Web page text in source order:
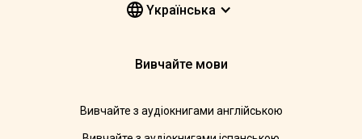
Yкраїнська
Вивчайте мови
Вивчайте з аудіокнигами англійською